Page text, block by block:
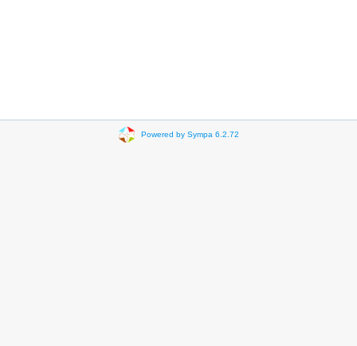
Powered by Sympa 6.2.72